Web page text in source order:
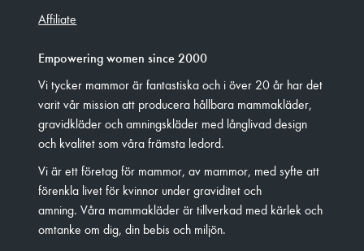
Affiliate
Empowering women since 2000
Vi tycker mammor är fantastiska och i över 20 år har det
varit vår mission att producera hållbara mammakläder,
gravidkläder och amningskläder med långlivad design
och kvalitet som våra främsta ledord.
Vi är ett företag för mammor, av mammor, med syfte att
förenkla livet för kvinnor under graviditet och
amning. Våra mammakläder är tillverkad med kärlek och
omtanke om dig, din bebis och miljön.